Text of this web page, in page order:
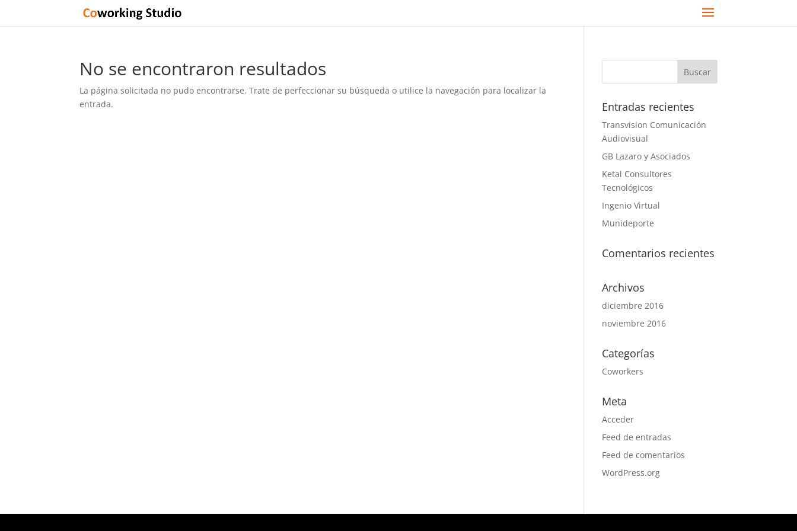
No se encontraron resultados
La página solicitada no pudo encontrarse. Trate de perfeccionar su búsqueda o utilice la navegación para localizar la
entrada.
Entradas recientes
Transvision Comunicación
Audiovisual
GB Lazaro y Asociados
Ketal Consultores
Tecnológicos
Ingenio Virtual
Munideporte
Comentarios recientes
Archivos
diciembre 2016
noviembre 2016
Categorías
Coworkers
Meta
Acceder
Feed de entradas
Feed de comentarios
WordPress.org